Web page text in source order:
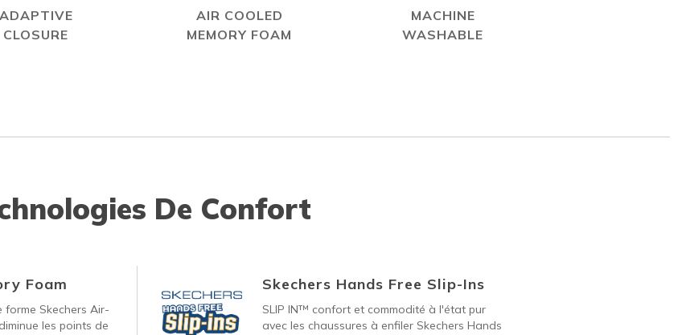
ADAPTIVE
CLOSURE
AIR COOLED
MEMORY FOAM
MACHINE
WASHABLE
De Confort
Foam
forme Skechers Air-
les points de
Skechers Hands Free Slip-Ins
SLIP IN™ confort et commodité à l'état pur
avec les chaussures à enfiler Skechers Hands